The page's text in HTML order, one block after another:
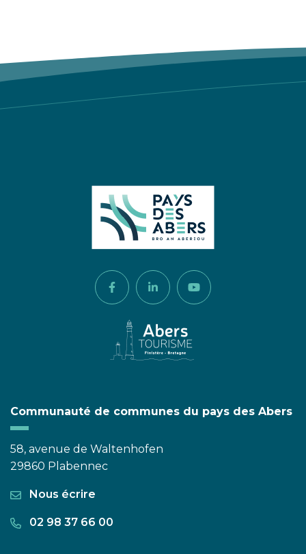
Lien vers le compte Facebook
Lien vers le compte
Lien vers la chaîne
Communauté de communes du pays des Abers
58, avenue de Waltenhofen
29860 Plabennec
Nous écrire
02 98 37 66 00